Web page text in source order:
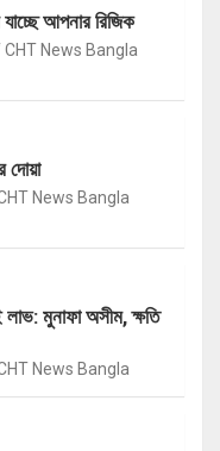
আপনার রিজিক
CHT News Bangla
দোয়া
News Bangla
মুনাফা অসীম, ক্ষতি
News Bangla